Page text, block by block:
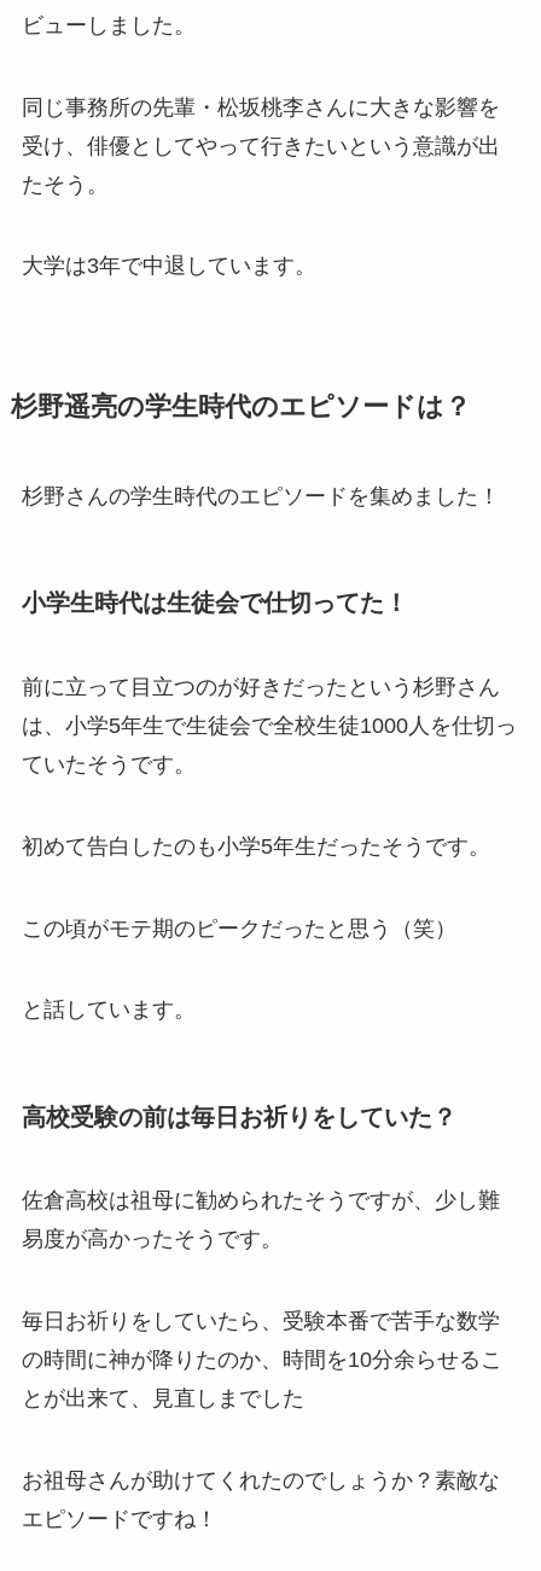
ビューしました。
同じ事務所の先輩・松坂桃李さんに大きな影響を
受け、俳優としてやって行きたいという意識が出
たそう。
大学は3年で中退 しています。
杉野遥亮の学生時代のエピソードは？
杉野さんの学生時代のエピソードを集めました！
小学生時代は生徒会で仕切ってた！
前に立って目立つのが好きだった という杉野さん
は、小学5年生で生徒会で全校生徒1000人を仕切っ
ていたそうです。
初めて告白したのも小学5年生だったそうです。
この頃がモテ期のピークだったと思う（笑）
と話しています。
高校受験の前は毎日お祈りをしていた？
佐倉高校は祖母に勧められたそうですが、少し難
易度が高かったそうです。
毎日お祈りをしていたら、受験本番で苦手な数学
の時間に神が降りたのか、時間を10分余らせるこ
とが出来て、見直しまでした
お祖母さんが助けてくれたのでしょうか？素敵な
エピソードですね！